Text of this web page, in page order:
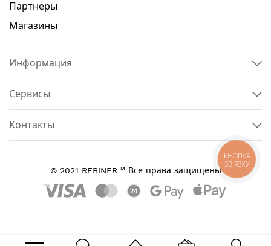
Партнеры
Магазины
Информация
Сервисы
Контакты
© 2021 REBINERтм Все права защищены
КНОПКА
ЗВ'ЯЗКУ